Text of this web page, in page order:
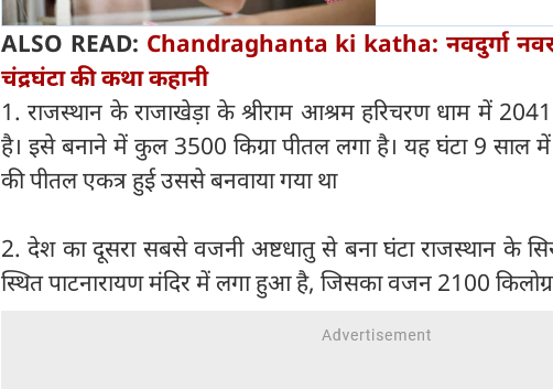
ALSO READ: Chandraghanta ki katha: नवदुर्गा
चंद्रघंटा की कथा कहानी
1. राजस्थान के राजाखेड़ा के श्रीराम आश्रम हरिचरण धाम में 2041
है। इसे बनाने में कुल 3500 किग्रा पीतल लगा है। यह घंटा 9 साल
की पीतल एकत्र हुई उससे बनवाया गया था
2. देश का दूसरा सबसे वजनी अष्टधातु से बना घंटा राजस्थान के
स्थित पाटनारायण मंदिर में लगा हुआ है, जिसका वजन 2100